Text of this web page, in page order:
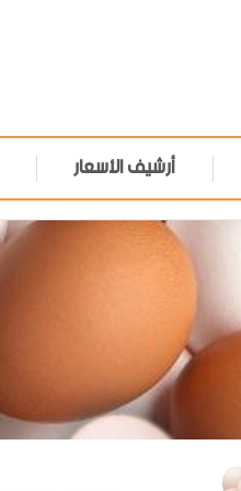
أرشيف الأسعار